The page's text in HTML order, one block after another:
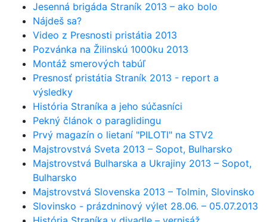
Jesenná brigáda Straník 2013 – ako bolo
Nájdeš sa?
Video z Presnosti pristátia 2013
Pozvánka na Žilinskú 1000ku 2013
Montáž smerových tabúľ
Presnosť pristátia Straník 2013 - report a
výsledky
História Straníka a jeho súčasníci
Pekný článok o paraglidingu
Prvý magazín o lietaní "PILOTI" na STV2
Majstrovstvá Sveta 2013 – Sopot, Bulharsko
Majstrovstvá Bulharska a Ukrajiny 2013 – Sopot,
Bulharsko
Majstrovstvá Slovenska 2013 – Tolmin, Slovinsko
Slovinsko - prázdninový výlet 28.06. – 05.07.2013